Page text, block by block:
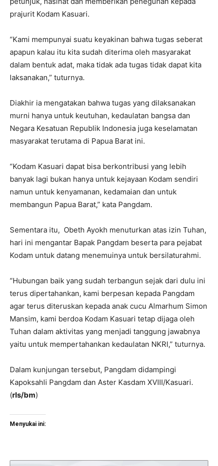
prajurit Kodam Kasuari.
“Kami mempunyai suatu keyakinan bahwa tugas seberat
apapun kalau itu kita sudah diterima oleh masyarakat
dalam bentuk adat, maka tidak ada tugas tidak dapat kita
laksanakan,” tuturnya.
Diakhir ia mengatakan bahwa tugas yang dilaksanakan
murni hanya untuk keutuhan, kedaulatan bangsa dan
Negara Kesatuan Republik Indonesia juga keselamatan
masyarakat terutama di Papua Barat ini.
“Kodam Kasuari dapat bisa berkontribusi yang lebih
banyak lagi bukan hanya untuk kejayaan Kodam sendiri
namun untuk kenyamanan, kedamaian dan untuk
membangun Papua Barat,” kata Pangdam.
Sementara itu, Obeth Ayokh menuturkan atas izin Tuhan,
hari ini mengantar Bapak Pangdam beserta para pejabat
Kodam untuk datang menemuinya untuk bersilaturahmi.
“Hubungan baik yang sudah terbangun sejak dari dulu ini
terus dipertahankan, kami berpesan kepada Pangdam
agar terus diteruskan kepada anak cucu Almarhum Simon
Mansim, kami berdoa Kodam Kasuari tetap dijaga oleh
Tuhan dalam aktivitas yang menjadi tanggung jawabnya
yaitu untuk mempertahankan kedaulatan NKRI,” tuturnya.
Dalam kunjungan tersebut, Pangdam didampingi
Kapoksahli Pangdam dan Aster Kasdam XVIII/Kasuari.
(rls/bm)
Menyukai ini: